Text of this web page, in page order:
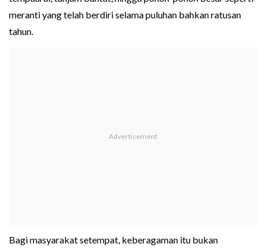
meranti yang telah berdiri selama puluhan bahkan ratusan
tahun.
Bagi masyarakat setempat, keberagaman itu bukan